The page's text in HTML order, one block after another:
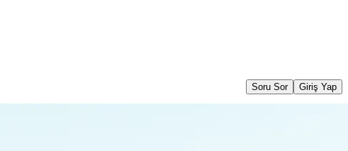
Soru Sor Giriş Yap